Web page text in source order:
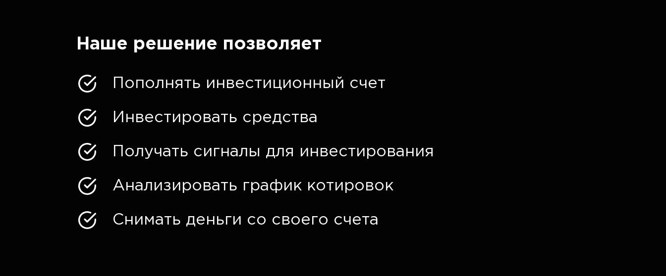
Наше решение позволяет
Пополнять инвестиционный счет
Инвестировать средства
Получать сигналы для инвестирования
Анализировать график котировок
Снимать деньги со своего счета